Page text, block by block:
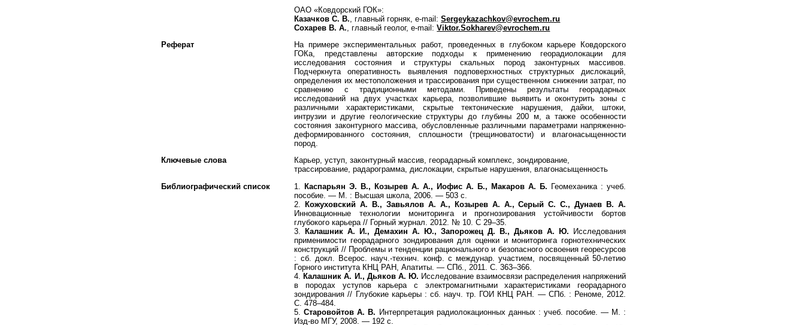
ОАО «Ковдорский ГОК»:
Казачков С. В. , главный горняк, e-mail:Sergeykazachkov@evrochem.ru
Сохарев В. А. , главный геолог, e-mail:Viktor.Sokharev@evrochem.ru
Реферат
На примере экспериментальных работ, проведенных в глубоком карьере Ковдорского
ГОКа, представлены авторские подходы к применению георадиолокации для
исследования состояния и структуры скальных пород законтурных массивов.
Подчеркнута оперативность выявления подповерхностных структурных дислокаций,
определения их местоположения и трассирования при существенном снижении затрат, по
сравнению с традиционными методами. Приведены результаты георадарных
исследований на двух участках карьера, позволившие выявить и оконтурить зоны с
различными характеристиками, скрытые тектонические нарушения, дайки, штоки,
интрузии и другие геологические структуры до глубины 200 м, а также особенности
состояния законтурного массива, обусловленные различными параметрами напряженно-
деформированного состояния, сплошности (трещиноватости) и влагонасыщенности
пород.
Ключевые слова
Карьер, уступ, законтурный массив, георадарный комплекс, зондирование,
трассирование, радарограмма, дислокации, скрытые нарушения, влагонасыщенность
Библиографический список
1.Каспарьян Э. В., Козырев А. А., Иофис А. Б., Макаров А. Б. Геомеханика : учеб.
пособие. — М. : Высшая школа, 2006. — 503 с.
2.
Кожуховский А. В., Завьялов А. А., Козырев А. А., Серый С. С., Дунаев В. А.
Инновационные технологии мониторинга и прогнозирования устойчивости бортов
глубокого карьера // Горный журнал. 2012. № 10. С 29–35.
3.Калашник А. И., Демахин А. Ю., Запорожец Д. В., Дьяков А. Ю. Исследования
применимости георадарного зондирования для оценки и мониторинга горнотехнических
конструкций // Проблемы и тенденции рационального и безопасного освоения георесурсов
: сб. докл. Всерос. науч.-технич. конф. с междунар. участием, посвященный 50-летию
Горного института КНЦ РАН, Апатиты. — СПб., 2011. С. 363–366.
4.Калашник А. И., Дьяков А. Ю. Исследование взаимосвязи распределения напряжений
в породах уступов карьера с электромагнитными характеристиками георадарного
зондирования // Глубокие карьеры : сб. науч. тр. ГОИ КНЦ РАН. — СПб. : Реноме, 2012.
С. 478–484.
5.Старовойтов А. В. Интерпретация радиолокационных данных : учеб. пособие. — М. :
Изд-во МГУ, 2008. — 192 с.